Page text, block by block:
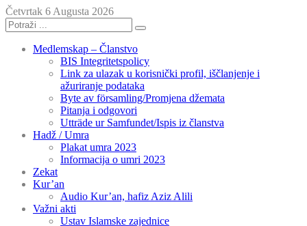
Četvrtak 6 Augusta 2026
Medlemskap – Članstvo
BIS Integritetspolicy
Link za ulazak u korisnički profil, iščlanjenje i
ažuriranje podataka
Byte av församling/Promjena džemata
Pitanja i odgovori
Utträde ur Samfundet/Ispis iz članstva
Hadž / Umra
Plakat umra 2023
Informacija o umri 2023
Zekat
Kur’an
Audio Kur’an, hafiz Aziz Alili
Važni akti
Ustav Islamske zajednice